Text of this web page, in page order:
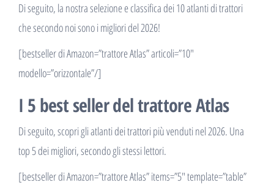
Di seguito, la nostra selezione e classifica dei 10 atlanti di trattori
che secondo noi sono i migliori del 2026!
[bestseller di Amazon=”trattore Atlas” articoli=”10″
modello=”orizzontale”/]
I 5 best seller del trattore Atlas
Di seguito, scopri gli atlanti dei trattori più venduti nel 2026. Una
top 5 dei migliori, secondo gli stessi lettori.
[bestseller di Amazon=”trattore Atlas” items=”5″ template=”table”